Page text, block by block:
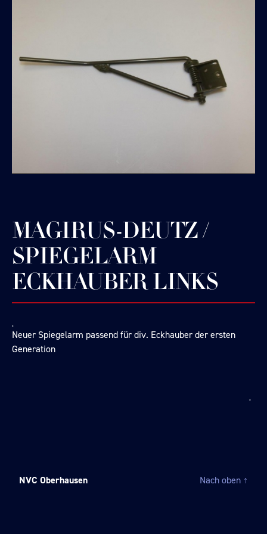
MAGIRUS-DEUTZ /
SPIEGELARM
ECKHAUBER LINKS
Neuer Spiegelarm passend für div. Eckhauber der ersten
Generation
NVC Oberhausen Nach oben ↑